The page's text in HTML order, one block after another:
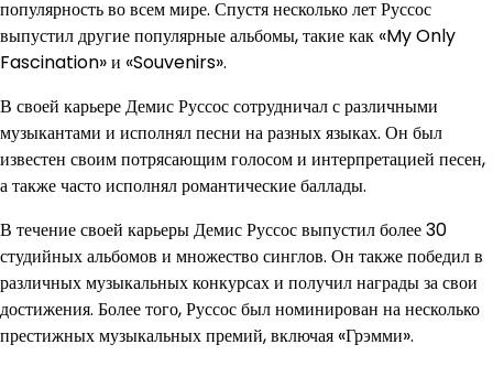
популярность во всем мире. Спустя несколько лет Руссос
выпустил другие популярные альбомы, такие как «My Only
Fascination» и «Souvenirs».
В своей карьере Демис Руссос сотрудничал с различными
музыкантами и исполнял песни на разных языках. Он был
известен своим потрясающим голосом и интерпретацией песен,
а также часто исполнял романтические баллады.
В течение своей карьеры Демис Руссос выпустил более 30
студийных альбомов и множество синглов. Он также победил в
различных музыкальных конкурсах и получил награды за свои
достижения. Более того, Руссос был номинирован на несколько
престижных музыкальных премий, включая «Грэмми».